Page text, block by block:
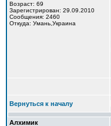
Возраст: 69
Зарегистрирован: 29.09.2010
Сообщения: 2460
Откуда: Умань,Украина
Вернуться к началу
Алхимик